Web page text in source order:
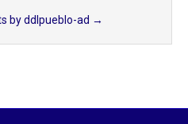
by ddlpueblo-ad →